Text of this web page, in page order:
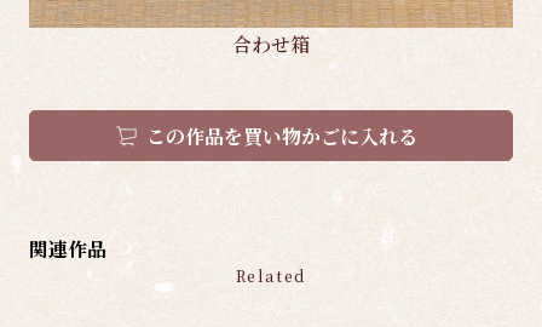
合わせ箱
この作品を買い物かごに入れる
関連作品
Related